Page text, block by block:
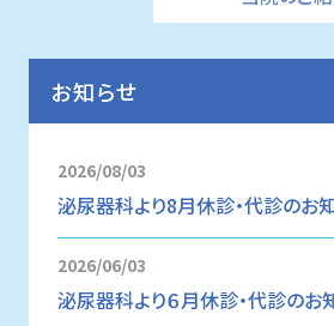
お知らせ
2026/08/03
泌尿器科より8月休診・代診のお
2026/06/03
泌尿器科より６月休診・代診のお